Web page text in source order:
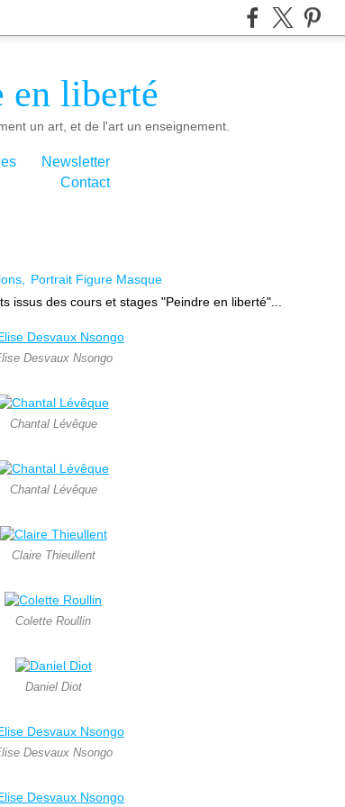
en liberté
un art, et de l'art un enseignement.
Newsletter
Contact
Portrait Figure Masque
issus des cours et stages "Peindre en liberté"...
Desvaux Nsongo
Chantal Lévêque
Chantal Lévêque
Claire Thieullent
Colette Roullin
Daniel Diot
Desvaux Nsongo